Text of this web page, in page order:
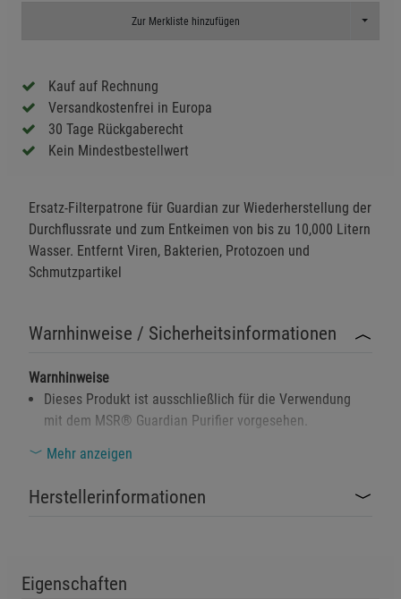
Zur Merkliste hinzufügen Toggle
Kauf auf Rechnung
Versandkostenfrei in Europa
30 Tage Rückgaberecht
Kein Mindestbestellwert
Ersatz-Filterpatrone für Guardian zur Wiederherstellung der
Durchflussrate und zum Entkeimen von bis zu 10,000 Litern
Wasser. Entfernt Viren, Bakterien, Protozoen und
Schmutzpartikel
Warnhinweise / Sicherheitsinformationen
Warnhinweise
Dieses Produkt ist ausschließlich für die Verwendung
mit dem MSR® Guardian Purifier vorgesehen.
Kontakt mit kontaminiertem Wasser kann
nicht ohne entsprechende Schutzmaßnahmen zu
Mehr anzeigen
Herstellerinformationen
Eigenschaften